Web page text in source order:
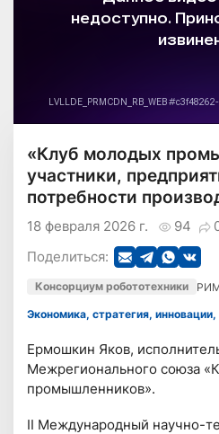
«Клуб молодых
участники,
потребности
94
18 февраля 2026 г.
Поделиться:
Консорциум робототехники
Экономика, стратегия,
Ермошкин Яков,
Межрегионального союза
промышленников».
II Международный научно-